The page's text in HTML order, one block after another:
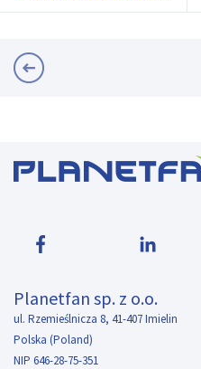
Planetfan sp. z o.o.
ul. Rzemieślnicza 8, 41-407 Imielin
Polska (Poland)
NIP 646-28-75-351